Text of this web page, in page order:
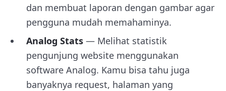
dan membuat laporan dengan gambar agar
pengguna mudah memahaminya.
Analog Stats — Melihat statistik
pengunjung website menggunakan
software Analog. Kamu bisa tahu juga
banyaknya request, halaman yang